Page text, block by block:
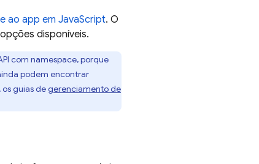
ao app em JavaScript. O
disponíveis.
com namespace, porque
podem encontrar
guias degerenciamento de